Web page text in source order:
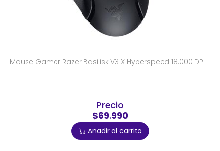
Mouse Gamer Razer Basilisk V3 X Hyperspeed 18.000 DPI
Precio
$69.990
Añadir al carrito